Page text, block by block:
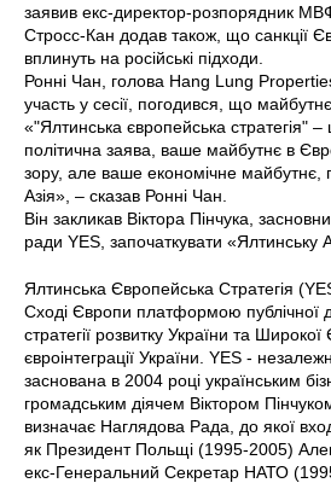
заявив екс-директор-розпорядник
Стросс-Кан додав також, що санкції
вплинуть на російські підходи.
Ронні Чан, голова Hang Lung
участь у сесії, погодився, що
«"Ялтинська європейська стратегія" –
політична заява, ваше майбутнє в
зору, але ваше економічне майбутнє,
Азія», – сказав Ронні Чан.
Він закликав Віктора Пінчука,
ради YES, започаткувати «Ялтинську
Ялтинська Європейська Стратегія
Сході Європи платформою публічної
стратегії розвитку України та
євроінтеграції України. YES -
заснована в 2004 році українським
громадським діячем Віктором
визначає Наглядова Рада, до якої
як Президент Польщі (1995-2005)
екс-Генеральний Секретар НАТО